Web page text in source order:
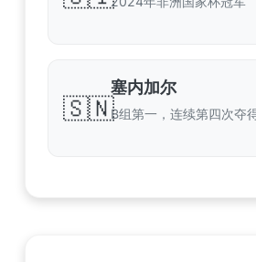
🇸🇳
塞内加尔
B组第一，连续第四次夺